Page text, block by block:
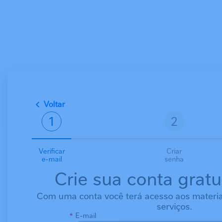
Voltar
Verificar
e-mail
Criar
senha
Crie sua conta
Com uma conta você terá acesso aos
serviços.
E-mail